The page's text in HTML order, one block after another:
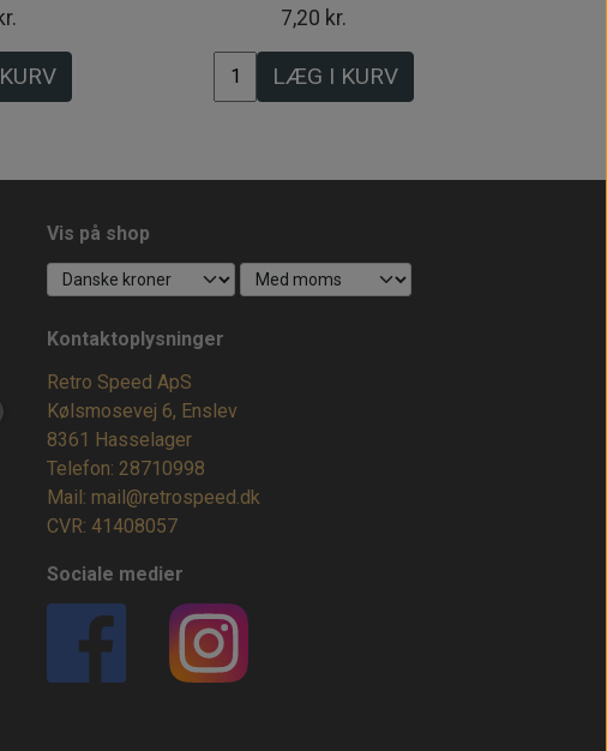
7,20 kr.
LÆG I KURV
Vis på shop
Kontaktoplysninger
Retro Speed ApS
Kølsmosevej 6, Enslev
8361 Hasselager
Telefon: 28710998
Mail: mail@retrospeed.dk
CVR: 41408057
Sociale medier